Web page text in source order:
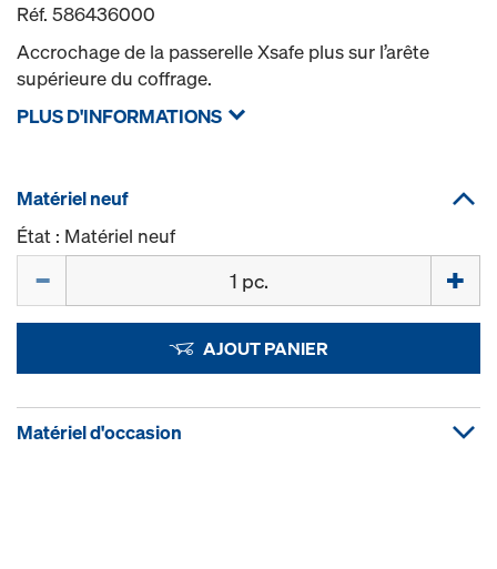
Réf. 586436000
Accrochage de la passerelle Xsafe plus sur l’arête
supérieure du coffrage.
PLUS D'INFORMATIONS
Matériel neuf
État : Matériel neuf
AJOUT PANIER
Matériel d'occasion